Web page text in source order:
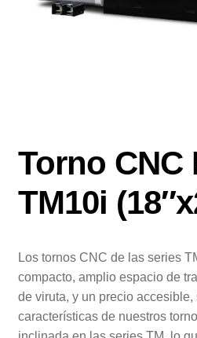
Servicio
Torno CNC
TM10i
Los tornos CNC de las series
compacto, amplio espacio de
de viruta, y un precio accesible,
características de nuestros